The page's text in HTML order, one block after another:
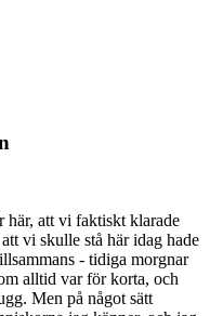
här, att vi faktiskt klarade
vi skulle stå här idag hade
- tidiga morgnar
alltid var för korta, och
Men på något sätt